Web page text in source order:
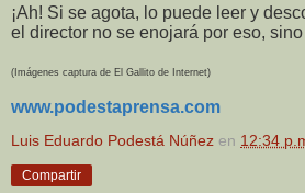
¡Ah! Si se agota, lo puede leer y
el director no se enojará por eso,
(Imágenes captura de El Gallito de Internet)
www.podestaprensa.com
Luis Eduardo Podestá Núñez en 12:34
Compartir